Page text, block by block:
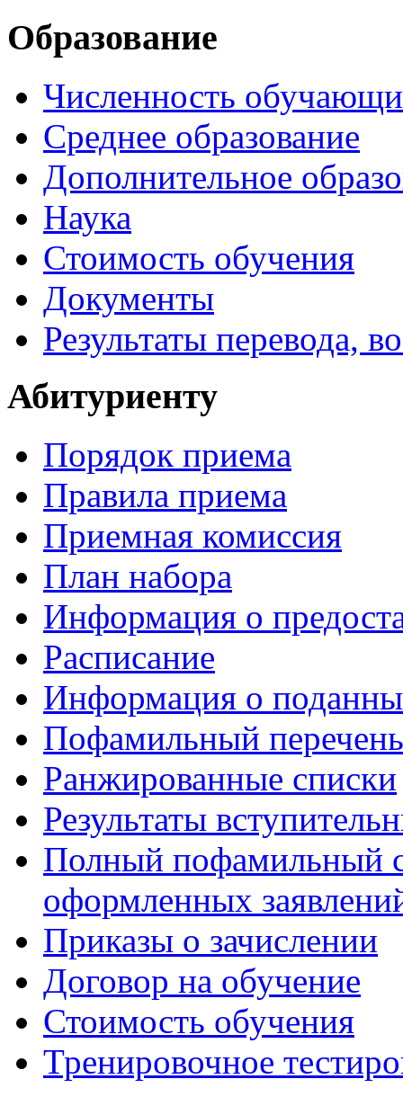
Образование
Численность
Среднее образование
Дополнительное
Наука
Стоимость обучения
Документы
Результаты перевода,
Абитуриенту
Порядок приема
Правила приема
Приемная комиссия
План набора
Информация о
Расписание
Информация о
Пофамильный
Ранжированные списки
Результаты
Полный пофамильный
оформленных
Приказы о зачислении
Договор на обучение
Стоимость обучения
Тренировочное